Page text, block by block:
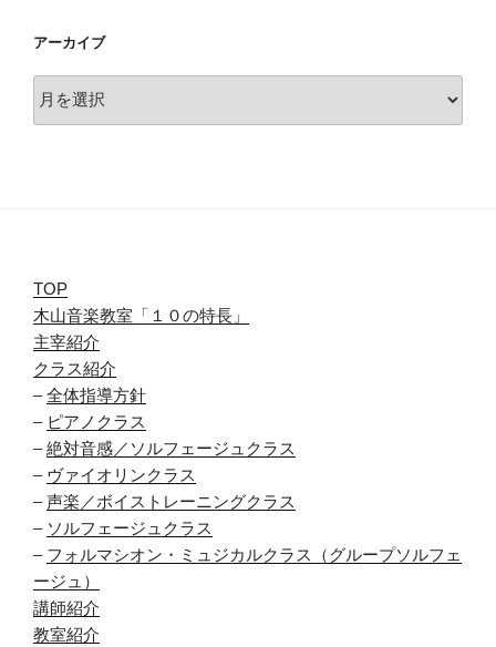
アーカイブ
ー
TOP
木山音楽教室「１０の特長」
主宰紹介
クラス紹介
–全体指導方針
– ピアノクラス
–絶対音感／ソルフェージュクラス
– ヴァイオリンクラス
–声楽／ボイストレーニングクラス
– ソルフェージュクラス
– フォルマシオン・ミュジカルクラス（グループソルフェ
ージュ）
講師紹介
教室紹介